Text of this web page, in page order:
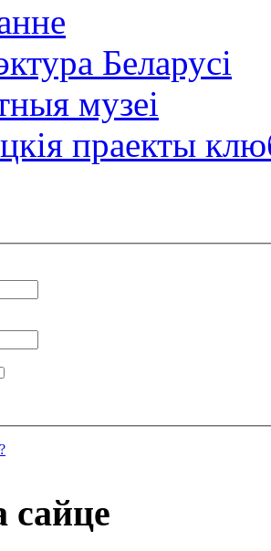
Беларусі
музеі
праекты
сайце